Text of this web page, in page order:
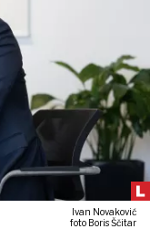
Ivan Novaković
foto Boris Ščitar